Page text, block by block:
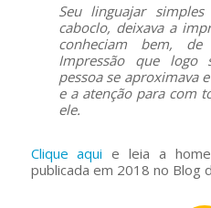
Seu linguajar
caboclo, deixava a
conheciam bem,
Impressão que logo
pessoa se aproximava
e a atenção para com
ele.
Clique aqui e leia a
publicada em 2018 no Blog